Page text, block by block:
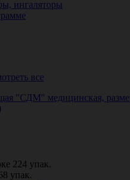
ингаляторы
все
"СДМ" медицинская,
224 упак.
упак.